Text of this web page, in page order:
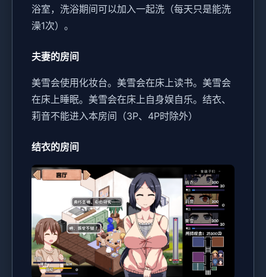
浴室，洗浴期间可以加入一起洗（每天只是能洗
澡1次）。
夫妻的房间
美雪会使用化妆台。 美雪会在床上读书。 美雪会
在床上睡眠。 美雪会在床上自身娱自乐。 结衣、
莉音不能进入本房间（3P、4P时除外）
结衣的房间